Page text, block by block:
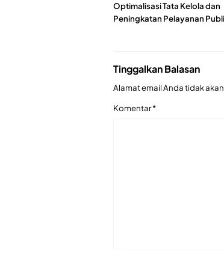
Optimalisasi Tata Kelola dan
Peningkatan Pelayanan
Tinggalkan Balasan
Alamat email Anda tidak
Komentar*